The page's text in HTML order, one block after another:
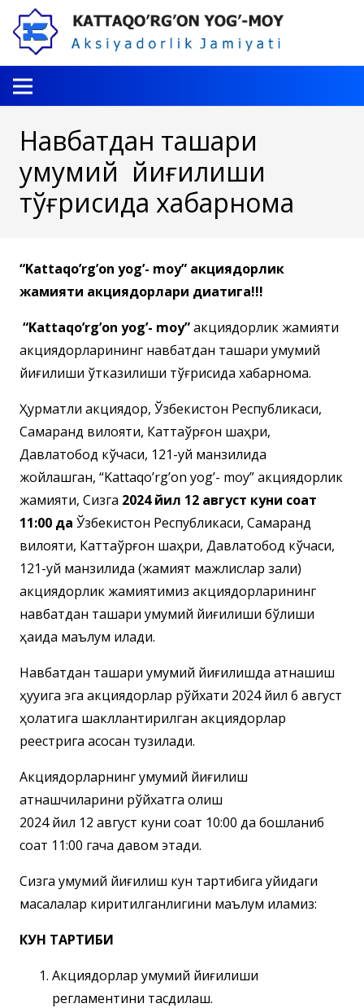
Навбатдан ташқари
умумий йиғилиши
тўғрисида хабарнома
“Kattaqo’rg’on yog’- moy” акциядорлик
жамияти акциядорлари диққатига!!!
“Kattaqo’rg’on yog’- moy”акциядорлик жамияти
акциядорларининг навбатдан ташқари умумий
йиғилиши ўтказилиши тўғрисида хабарнома.
Ҳурматли акциядор, Ўзбекистон Республикаси,
Самарқанд вилояти, Каттақўрғон шаҳри,
Давлатобод кўчаси, 121-уй манзилида
жойлашган, “Kattaqo’rg’on yog’- moy” акциядорлик
жамияти, Сизга 2024йил 12 август куни соат
11:00 да Ўзбекистон Республикаси, Самарқанд
вилояти, Каттақўрғон шаҳри, Давлатобод кўчаси,
121-уй манзилида (жамият мажлислар зали)
акциядорлик жамиятимиз акциядорларининг
навбатдан ташқари умумий йиғилиши бўлиши
ҳақида маълум қилади.
Навбатдан ташқари умумий йиғилишда қатнашиш
ҳуқуқига эга акциядорлар рўйхати 2024 йил 6 август
ҳолатига шакллантирилган акциядорлар
реестрига асосан тузилади.
Акциядорларнинг умумий йиғилиш
қатнашчиларини рўйхатга олиш
2024 йил 12 август куни соат 10:00 да бошланиб
соат 11:00 гача давом этади.
Сизга умумий йиғилиш кун тартибига қуйидаги
масалалар киритилганлигини маълум қиламиз:
КУН ТАРТИБИ
Акциядорлар умумий йиғилиши
регламентини тасдиқлаш.